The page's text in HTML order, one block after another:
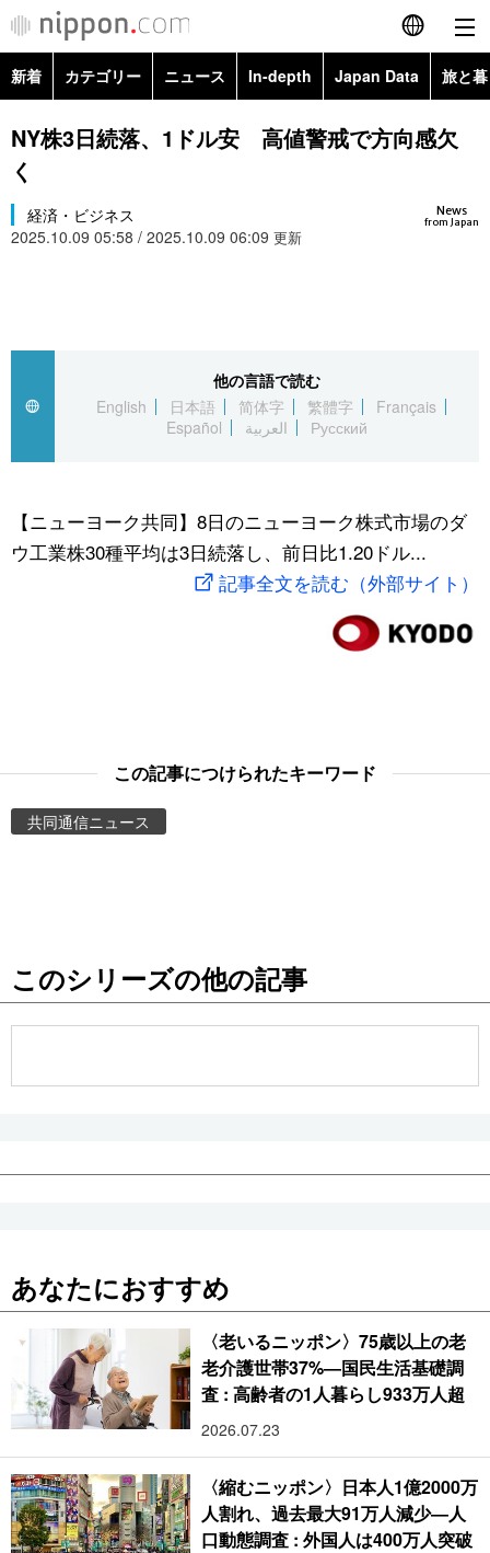
English
简体字
Русский
カテゴリー
国際
社会
文化
アーカイブ
Japan Data
旅と暮らし
動画/Live
Images
People
公式SNS
新着 カテゴリー ニュース In-depth Japan Data 旅と
政治・外交
経済・ビジネス
国際・海外
文化
科学・技術
暮らし
スポーツ・東京2020
Topics
NY株3日続落、1ドル安 高値警戒で方向感欠
く
News
from Japan
経済・ビジネス
2025.10.09 05:58 / 2025.10.09 06:09 更新
他の言語で読む
English
日本語 简体字 繁體字
Français
Español
العربية Русский
【ニューヨーク共同】8日のニューヨーク株式市場のダ
ウ工業株30種平均は3日続落し、前日比1.20ドル...
記事全文を読む（外部サイト）
この記事につけられたキーワード
共同通信ニュース
このシリーズの他の記事
あなたにおすすめ
〈老いるニッポン〉75歳以上の老
老介護世帯37%―国民生活基礎調
査 : 高齢者の1人暮らし933万人超
2026.07.23
〈縮むニッポン〉日本人1億2000万
人割れ、過去最大91万人減少―人
口動態調査 : 外国人は400万人突破